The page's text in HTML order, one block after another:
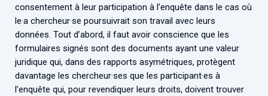
consentement à leur participation à l’enquête dans le cas où
le·a chercheur·se poursuivrait son travail avec leurs
données. Tout d’abord, il faut avoir conscience que les
formulaires signés sont des documents ayant une valeur
juridique qui, dans des rapports asymétriques, protègent
davantage les chercheur·ses que les participant·es à
l’enquête qui, pour revendiquer leurs droits, doivent trouver